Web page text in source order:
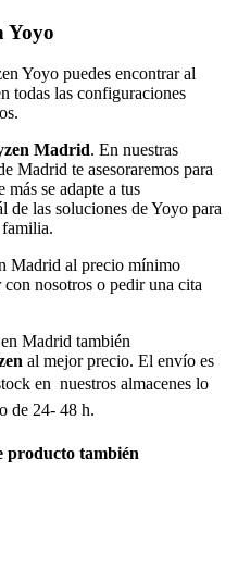
Yoyo
Yoyo puedes encontrar al
todas las configuraciones
Madrid. En nuestras
Madrid te asesoraremos para
se adapte a tus
de las soluciones de Yoyo para
familia.
Madrid al precio mínimo
nosotros o pedir una cita
Madrid también
al mejor precio. El envío es
en nuestros almacenes lo
de 24- 48 h.
producto también